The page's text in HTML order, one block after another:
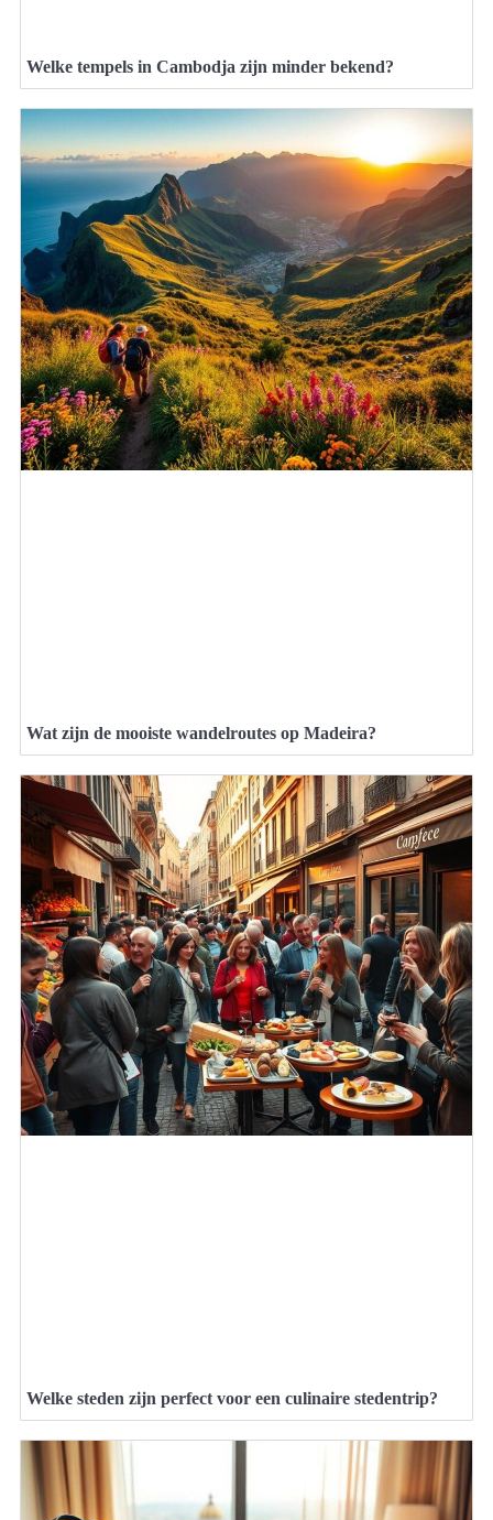
Welke tempels in Cambodja zijn minder bekend?
Wat zijn de mooiste wandelroutes op Madeira?
Welke steden zijn perfect voor een culinaire stedentrip?